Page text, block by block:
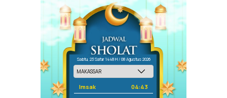
Sabtu, 23 Safar 1448 H / 08 Agustus 2026
Imsak 04:43